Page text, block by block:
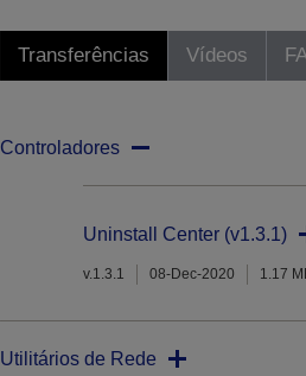
Transferências Vídeos
Controladores
Uninstall Center (v1.3.1)
v.1.3.1 08-Dec-2020 1.17
Utilitários de Rede